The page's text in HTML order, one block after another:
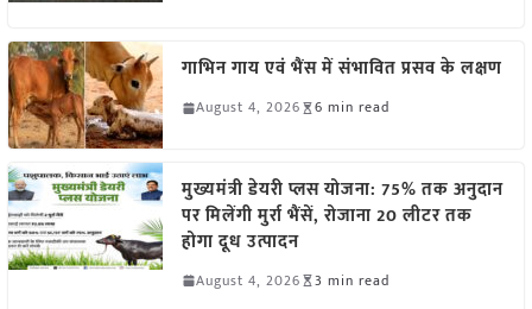
गाभिन गाय एवं भैंस में संभावित प्रसव के लक्षण
August 4, 2026 6 min read
मुख्यमंत्री डेयरी प्लस योजना: 75% तक अनुदान
पर मिलेंगी मुर्रा भैंसें, रोजाना 20 लीटर तक
होगा दूध उत्पादन
August 4, 2026 3 min read